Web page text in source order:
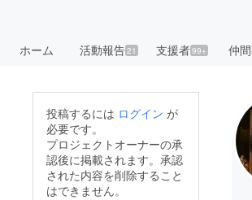
ホーム 活動報告21 支援者99+ 仲
投稿するには ログイン が
必要です。
プロジェクトオーナーの承
認後に掲載されます。承認
された内容を削除すること
はできません。